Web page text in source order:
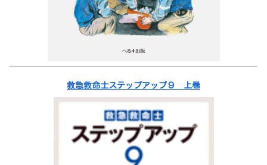
救急救命士ステップアップ９ 上巻